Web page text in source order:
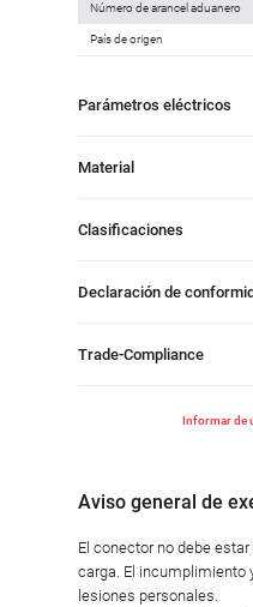
Número de arancel aduanero
País de origen
Parámetros eléctricos
Material
Clasificaciones
Declaración de
Trade-Compliance
Informar de
Aviso general de
El conector no debe
carga. El incumplimiento
lesiones personales.